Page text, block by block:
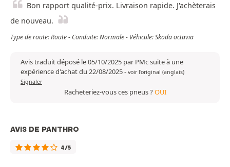
Bon rapport qualité-prix. Livraison rapide. J'achèterais
de nouveau.
Type de route: Route - Conduite: Normale - Véhicule: Skoda octavia
Avis traduit déposé le 05/10/2025 par PMc suite à une
expérience d'achat du 22/08/2025- voir l'original (anglais)
Signaler
Racheteriez-vous ces pneus ?OUI
AVIS DE PANTHRO
4/5